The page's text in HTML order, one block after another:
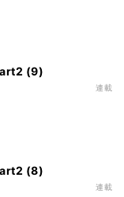
(9)
連載
(8)
連載